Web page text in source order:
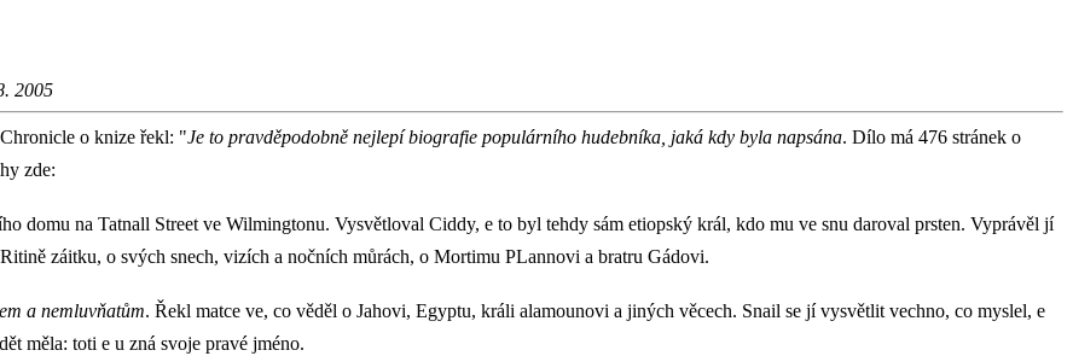
2005
o knize řekl: "Je to pravděpodobně nejlepí biografie populárního hudebníka, jaká kdy byla napsána. Dílo má 476 stránek o
zde:
domu na Tatnall Street ve Wilmingtonu. Vysvětloval Ciddy, e to byl tehdy sám etiopský král, kdo mu ve snu daroval prsten. Vyprávěl jí
záitku, o svých snech, vizích a nočních můrách, o Mortimu PLannovi a bratru Gádovi.
a nemluvňatům. Řekl matce ve, co věděl o Jahovi, Egyptu, králi alamounovi a jiných věcech. Snail se jí vysvětlit vechno, co myslel, e
toti e u zná svoje pravé jméno.